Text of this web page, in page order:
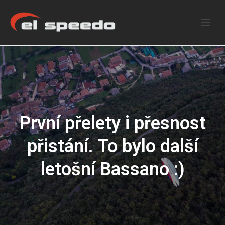
První přelety i přesnost
přistání. To bylo další
letošní Bassano :)